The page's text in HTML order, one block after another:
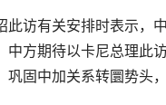
此访有关安排时表示，
中方期待以卡尼总理此
固中加关系转圜势头